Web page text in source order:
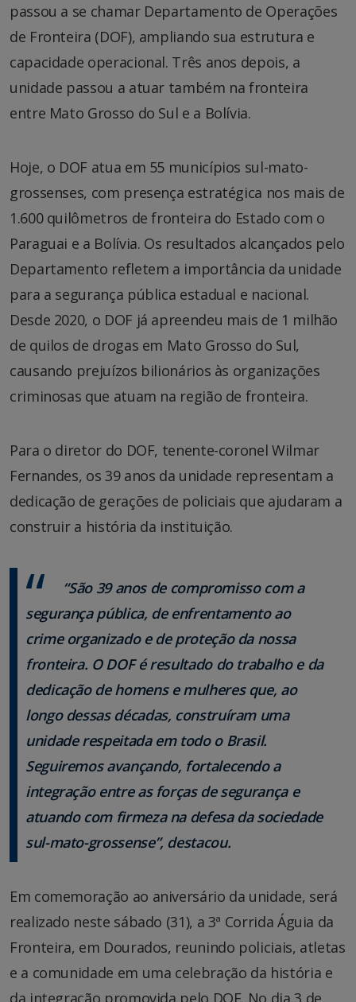
passou a se chamar Departamento de Operações
de Fronteira (DOF), ampliando sua estrutura e
capacidade operacional. Três anos depois, a
unidade passou a atuar também na fronteira
entre Mato Grosso do Sul e a Bolívia.
Hoje, o DOF atua em 55 municípios sul-mato-
grossenses, com presença estratégica nos mais de
1.600 quilômetros de fronteira do Estado com o
Paraguai e a Bolívia. Os resultados alcançados pelo
Departamento refletem a importância da unidade
para a segurança pública estadual e nacional.
Desde 2020, o DOF já apreendeu mais de 1 milhão
de quilos de drogas em Mato Grosso do Sul,
causando prejuízos bilionários às organizações
criminosas que atuam na região de fronteira.
Para o diretor do DOF, tenente-coronel Wilmar
Fernandes, os 39 anos da unidade representam a
dedicação de gerações de policiais que ajudaram a
construir a história da instituição.
“São 39 anos de compromisso com a
segurança pública, de enfrentamento ao
crime organizado e de proteção da nossa
fronteira. O DOF é resultado do trabalho e da
dedicação de homens e mulheres que, ao
longo dessas décadas, construíram uma
unidade respeitada em todo o Brasil.
Seguiremos avançando, fortalecendo a
integração entre as forças de segurança e
atuando com firmeza na defesa da sociedade
sul-mato-grossense”, destacou.
Em comemoração ao aniversário da unidade, será
realizado neste sábado (31), a 3ª Corrida Águia da
Fronteira, em Dourados, reunindo policiais, atletas
e a comunidade em uma celebração da história e
da integração promovida pelo DOF. No dia 3 de